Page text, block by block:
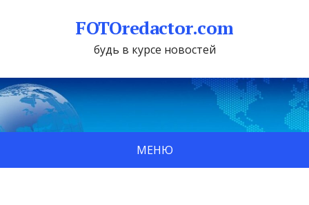
FOTOredactor.com
будь в курсе новостей
МЕНЮ